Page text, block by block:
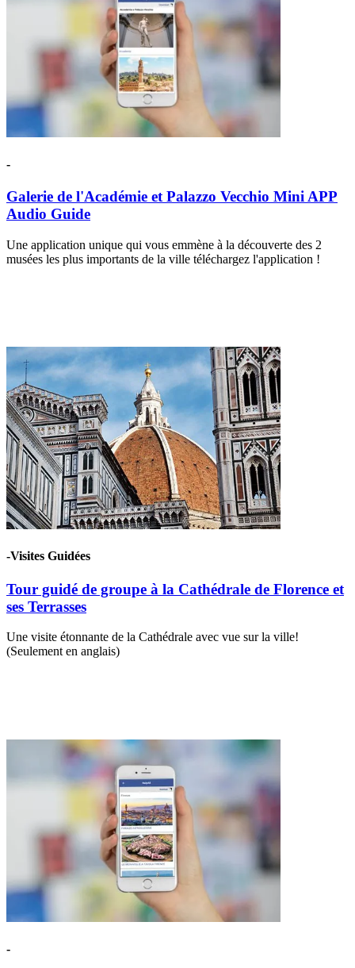
-
Galerie de l'Académie et Palazzo Vecchio Mini APP
Audio Guide
Une application unique qui vous emmène à la découverte des 2
musées les plus importants de la ville téléchargez l'application !
-Visites Guidées
Tour guidé de groupe à la Cathédrale de Florence et
ses Terrasses
Une visite étonnante de la Cathédrale avec vue sur la ville!
(Seulement en anglais)
-